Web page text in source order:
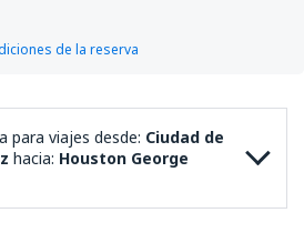
de la reserva
para viajes desde: Ciudad de
hacia: Houston George